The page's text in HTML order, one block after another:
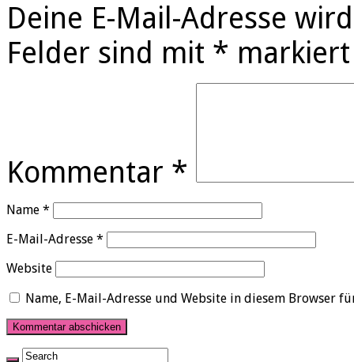
Deine E-Mail-Adresse
Felder sind mit * markiert
Kommentar *
Name *
E-Mail-Adresse *
Website
Name, E-Mail-Adresse und Website in diesem Browser